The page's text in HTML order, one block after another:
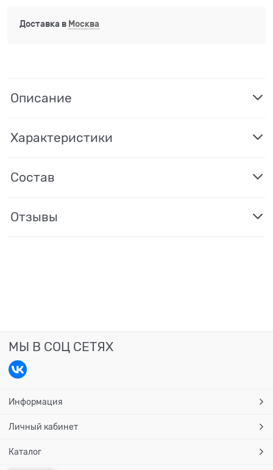
Доставка в Москва
Описание
Характеристики
Состав
Отзывы
МЫ В СОЦ СЕТЯХ
Информация
Личный кабинет
Каталог